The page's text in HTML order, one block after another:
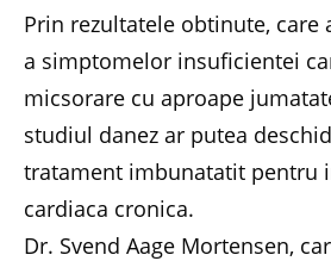
Prin rezultatele obtinute, care
a simptomelor insuficientei
micsorare cu aproape
studiul danez ar putea
tratament imbunatatit pentru
cardiaca cronica.
Dr. Svend Aage Mortensen,